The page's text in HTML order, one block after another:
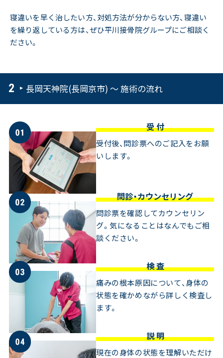
寝違いを早く治したい方、対処方法が分からない方、寝違い
を繰り返している方は、ぜひ平川接骨院グループにご相談く
ださい。
長岡天神院(長岡京市) ～ 施術の流れ
受 付
受付後、問診票へのご記入をお願
いします。
問診・カウンセリング
問診票を確認してカウンセリン
グ。気になることはなんでもご相
談ください。
検 査
痛みの根本原因について、身体の
状態を確かめながら詳しく検査し
ます。
説 明
現在の身体の状態を理解いただけ